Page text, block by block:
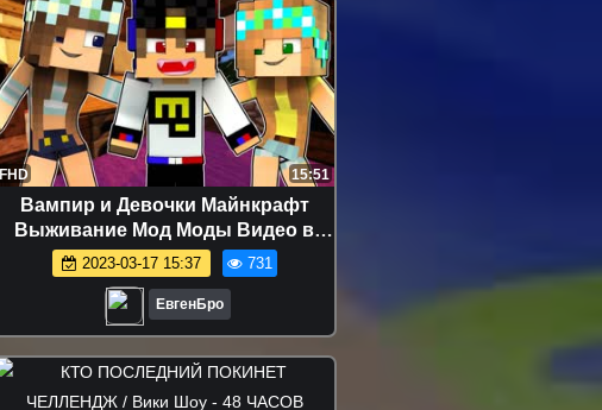
FHD 15:51
Вампир и Девочки Майнкрафт
Выживание Мод Моды Видео в
Майнкрафте Хоррор Карты
2023-03-17 15:37 731
ЕвгенБро